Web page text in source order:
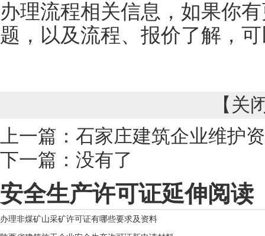
办理流程相关信息，如果你
题，以及流程、报价了解，
【 关
上一篇： 石家庄建筑企业维护
下一篇：没有了
安全生产许可证延伸阅读
办理非煤矿山采矿许可证有哪些要求及资料